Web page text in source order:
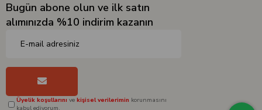
Bugün abone olun ve ilk satın
alımınızda %10 indirim kazanın
Üyelik koşullarını ve kişisel verilerimin korunmasını
kabul ediyorum.